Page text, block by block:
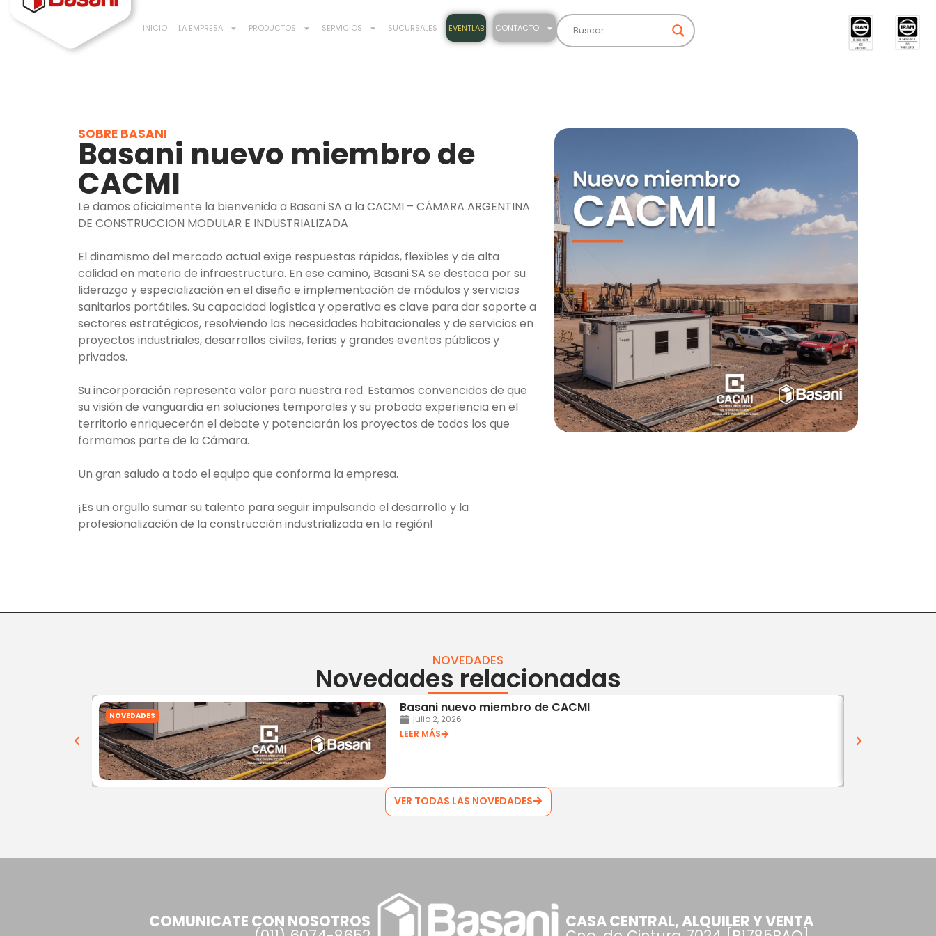
INICIO LA EMPRESA PRODUCTOS SERVICIOS SUCURSALES EVENTLAB CONTACTO
SOBRE BASANI
Basani nuevo miembro de
CACMI
Le damos oficialmente la bienvenida a Basani SA a la CACMI – CÁMARA ARGENTINA
DE CONSTRUCCION MODULAR E INDUSTRIALIZADA
El dinamismo del mercado actual exige respuestas rápidas, flexibles y de alta
calidad en materia de infraestructura. En ese camino, Basani SA se destaca por su
liderazgo y especialización en el diseño e implementación de módulos y servicios
sanitarios portátiles. Su capacidad logística y operativa es clave para dar soporte a
sectores estratégicos, resolviendo las necesidades habitacionales y de servicios en
proyectos industriales, desarrollos civiles, ferias y grandes eventos públicos y
privados.
Su incorporación representa valor para nuestra red. Estamos convencidos de que
su visión de vanguardia en soluciones temporales y su probada experiencia en el
territorio enriquecerán el debate y potenciarán los proyectos de todos los que
formamos parte de la Cámara.
Un gran saludo a todo el equipo que conforma la empresa.
¡Es un orgullo sumar su talento para seguir impulsando el desarrollo y la
profesionalización de la construcción industrializada en la región!
NOVEDADES
Novedades relacionadas
NOVEDADES
Basani nuevo miembro de CACMI
julio 2, 2026
LEER MÁS
VER TODAS LAS NOVEDADES
COMUNICATE CON NOSOTROS CASA CENTRAL, ALQUILER Y VENTA